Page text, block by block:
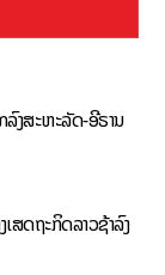
ລົງສະຫະລັດ-ອີຣານ
ສດຖະກິດລາວຊ້າລົງ